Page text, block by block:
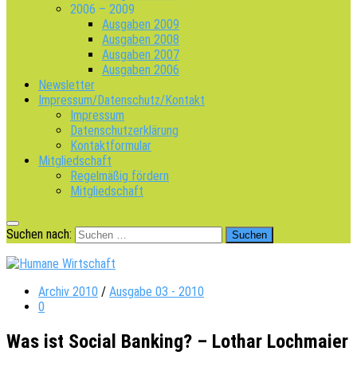
2006 – 2009
Ausgaben 2009
Ausgaben 2008
Ausgaben 2007
Ausgaben 2006
Newsletter
Impressum/Datenschutz/Kontakt
Impressum
Datenschutzerklärung
Kontaktformular
Mitgliedschaft
Regelmäßig fördern
Mitgliedschaft
Suchen nach:
Archiv 2010 / Ausgabe 03 - 2010
0
Was ist Social Banking? – Lothar Lochmaier